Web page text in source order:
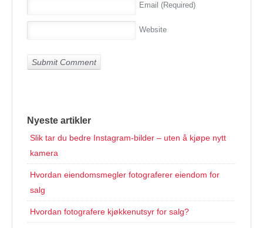
Email (Required)
Website
Nyeste artikler
Slik tar du bedre Instagram-bilder – uten å kjøpe nytt
kamera
Hvordan eiendomsmegler fotograferer eiendom for
salg
Hvordan fotografere kjøkkenutsyr for salg?